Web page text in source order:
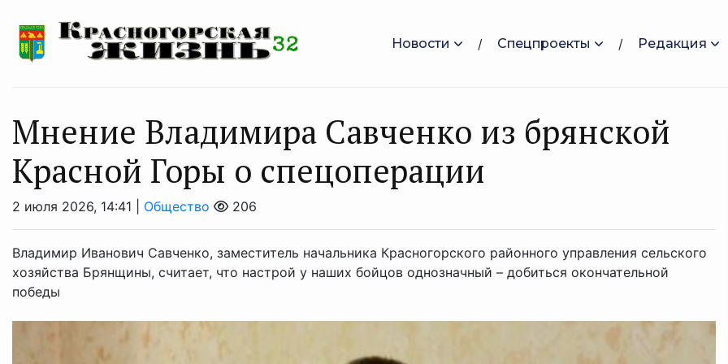
Новости Спецпроекты Редакция
Мнение Владимира Савченко из брянской
Красной Горы о спецоперации
2 июля 2026, 14:41 | Общество 206
Владимир Иванович Савченко, заместитель начальника Красногорского районного управления сельского
хозяйства Брянщины, считает, что настрой у наших бойцов однозначный – добиться окончательной
победы